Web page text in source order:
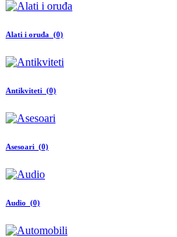
Alati i oruđa (0)
Antikviteti (0)
Asesoari (0)
Audio (0)